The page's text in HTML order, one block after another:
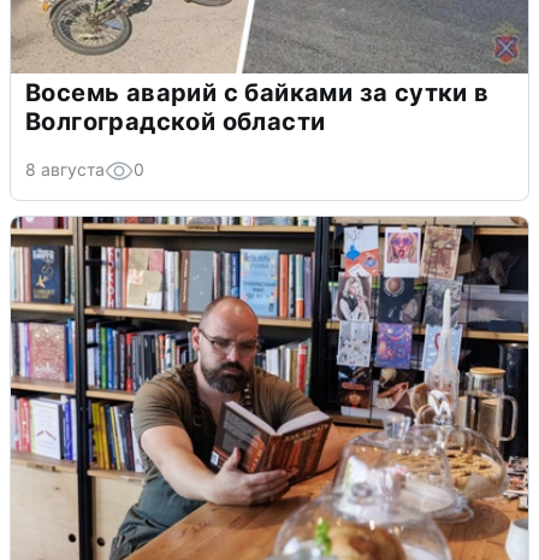
Восемь аварий с байками за сутки в
Волгоградской области
8 августа 0